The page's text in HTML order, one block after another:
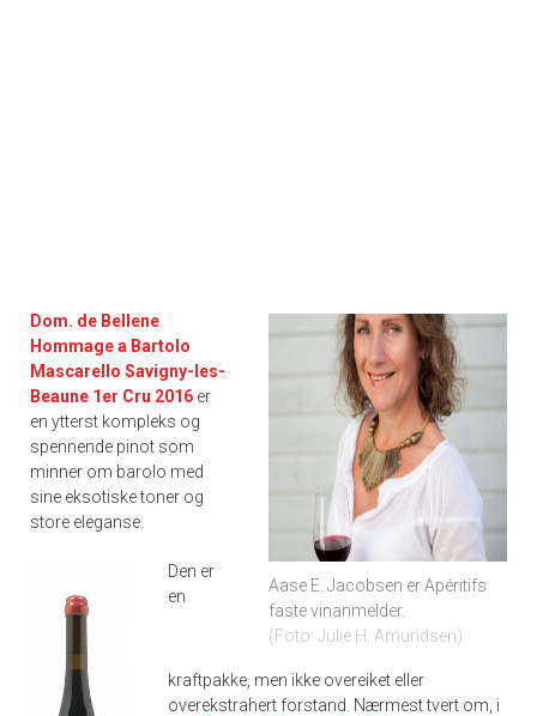
Aase E. Jacobsen er Apéritifs
faste vinanmelder.
Foto: Julie H. Amundsen
Dom. de Bellene
Hommage a Bartolo
Mascarello Savigny-les-
Beaune 1er Cru 2016 er
en ytterst kompleks og
spennende pinot som
minner om barolo med
sine eksotiske toner og
store eleganse.
Den er
en
kraftpakke, men ikke overeiket eller
overekstrahert forstand. Nærmest tvert om, i